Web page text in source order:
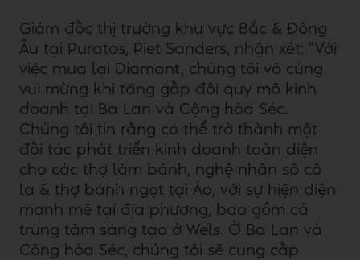
Giám đốc thị trường khu vực Bắc & Đông
Âu tại Puratos, Piet Sanders, nhận xét: "Với
việc mua lại Diamant, chúng tôi vô cùng
vui mừng khi tăng gấp đôi quy mô kinh
doanh tại Ba Lan và Cộng hòa Séc.
Chúng tôi tin rằng có thể trở thành một
đối tác phát triển kinh doanh toàn diện
cho các thợ làm bánh, nghệ nhân sô cô
la & thợ bánh ngọt tại Áo, với sự hiện diện
mạnh mẽ tại địa phương, bao gồm cả
trung tâm sáng tạo ở Wels. Ở Ba Lan và
Cộng hòa Séc, chúng tôi sẽ cung cấp